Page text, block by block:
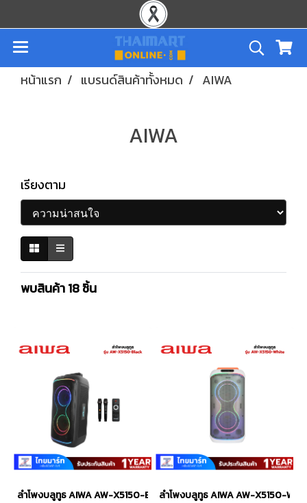
หน้าแรก แบรนด์สินค้าทั้งหมด AIWA
AIWA
เรียงตาม
พบสินค้า 18 ชิ้น
ลำโพงบลูทูธ AIWA AW-X5150-Blackลำโพงบลูทูธ AIWA AW-X5150-